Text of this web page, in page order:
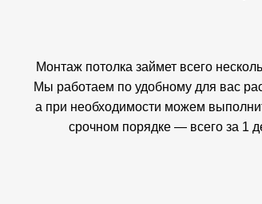
Монтаж потолка займет всего
Мы работаем по удобному для вас
а при необходимости можем
срочном порядке — всего за 1